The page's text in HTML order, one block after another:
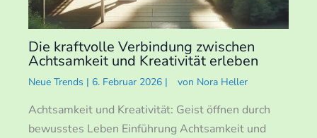
Die kraftvolle Verbindung zwischen
Achtsamkeit und Kreativität erleben
Neue Trends | 6. Februar 2026 | von Nora Heller
Achtsamkeit und Kreativität: Geist öffnen durch
bewusstes Leben Einführung Achtsamkeit und